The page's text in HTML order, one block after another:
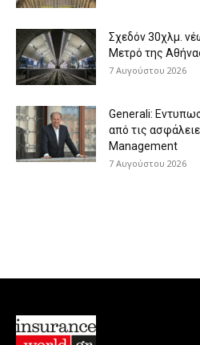
Σχεδόν 30χλμ.
Μετρό της
7 Αυγούστου 2026
Generali:
από τις
Management
7 Αυγούστου 2026